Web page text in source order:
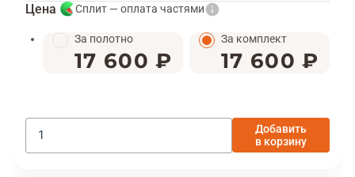
Цена Сплит — оплата частями
За полотно
17 600 ₽
За комплект
17 600 ₽
Добавить
в корзину